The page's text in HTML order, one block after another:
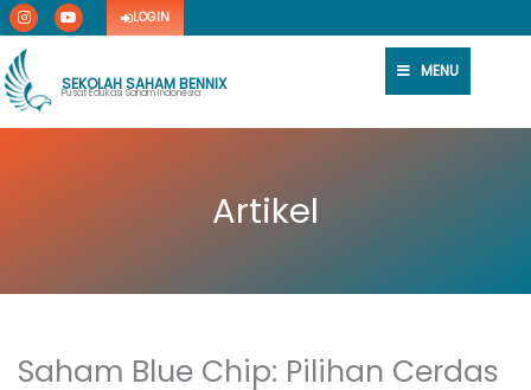
Skip
to
content
I
n
s
t
a
g
r
a
Y
o
u
b
e
LOGIN
SEKOLAH SAHAM BENNIX
Pusat Edukasi Saham Indonesia
MENU
Artikel
Saham Blue Chip: Pilihan Cerdas